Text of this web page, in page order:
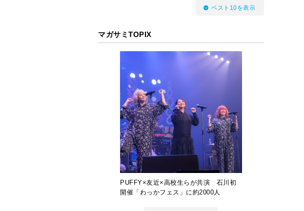
ベスト10を表示
マガサミTOPIX
PUFFY×友近×高校生らが共演 石川初
開催「わっかフェス」に約2000人